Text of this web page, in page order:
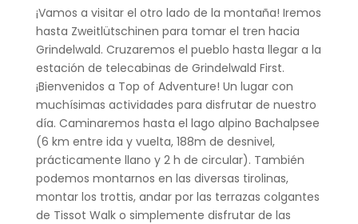
¡Vamos a visitar el otro lado de la montaña! Iremos
hasta Zweitlütschinen para tomar el tren hacia
Grindelwald. Cruzaremos el pueblo hasta llegar a la
estación de telecabinas de Grindelwald First.
¡Bienvenidos a Top of Adventure! Un lugar con
muchísimas actividades para disfrutar de nuestro
día. Caminaremos hasta el lago alpino Bachalpsee
(6 km entre ida y vuelta, 188m de desnivel,
prácticamente llano y 2 h de circular). También
podemos montarnos en las diversas tirolinas,
montar los trottis, andar por las terrazas colgantes
de Tissot Walk o simplemente disfrutar de las